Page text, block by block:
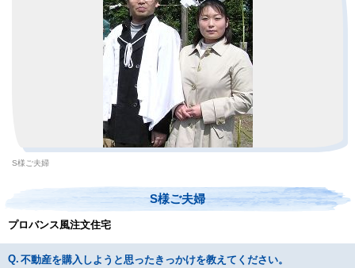
S様ご夫婦
S様ご夫婦
プロバンス風注文住宅
不動産を購入しようと思ったきっかけを教えてください。